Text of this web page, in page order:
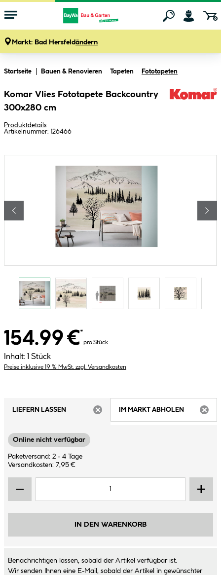
Markt: Bad Hersfeldändern
Startseite Bauen & Renovieren Tapeten Fototapeten
Komar Vlies Fototapete Backcountry
300x280 cm
Produktdetails
Artikelnummer: 126466
154.99 €*
pro Stück
Inhalt: 1 Stück
Preise inklusive 19 % MwSt. zzgl. Versandkosten
LIEFERN LASSEN
IM MARKT ABHOLEN
Online nicht verfügbar
Paketversand: 2 - 4 Tage
Versandkosten: 7,95 €
IN DEN WARENKORB
Benachrichtigen lassen, sobald der Artikel verfügbar ist.
Wir senden Ihnen eine E-Mail, sobald der Artikel in gewünschter